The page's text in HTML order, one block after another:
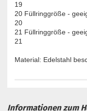
19
20 Füllringgröße -
20
21 Füllringgröße -
21
Material: Edelstahl